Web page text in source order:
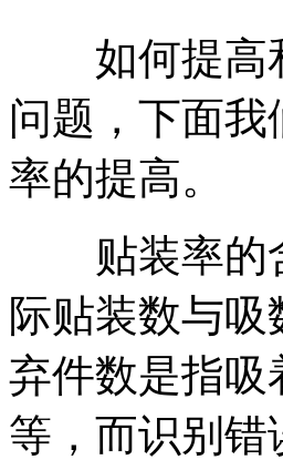
如何提高
问题，下面
率的提高。
贴装率的含
际贴装数与吸
弃件数是指吸
等，而识别